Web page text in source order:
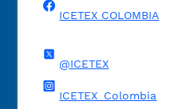
ICETEX COLOMBIA
@ICETEX
ICETEX_Colombia